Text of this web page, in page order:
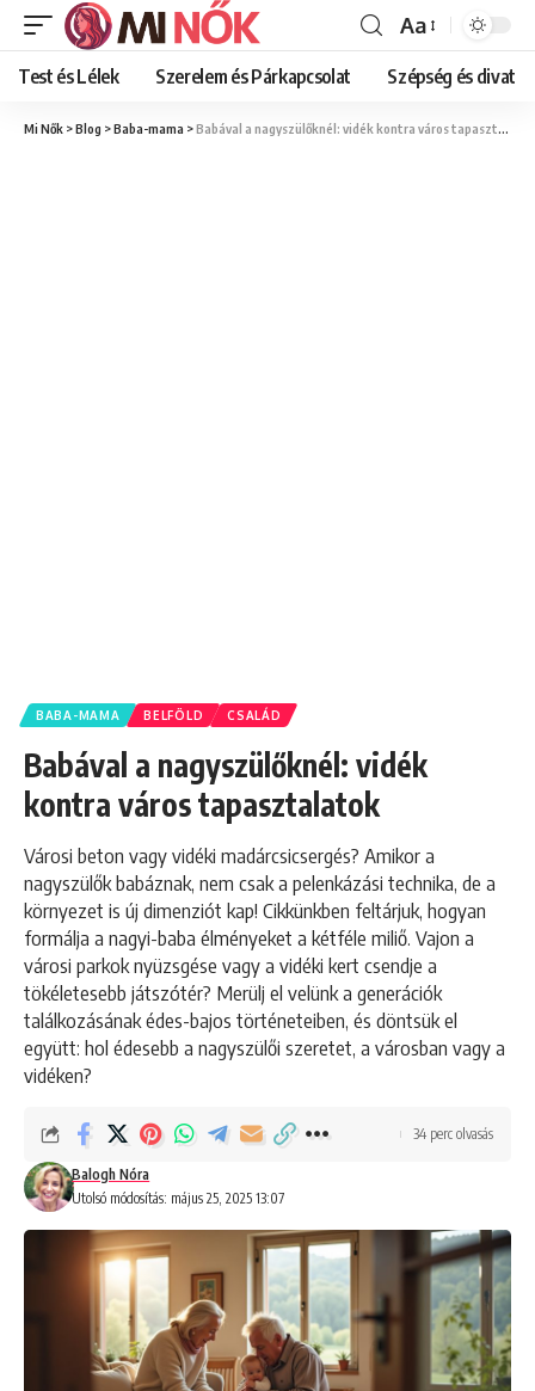
Font
Resizer
Aa
Test és Lélek Szerelem és Párkapcsolat Szépség és divat
Mi Nők >Blog >Baba-mama >Babával a nagyszülőknél: vidék kontra város tapasztalatok
BABA-MAMA BELFÖLD CSALÁD
Babával a nagyszülőknél: vidék
kontra város tapasztalatok
Városi beton vagy vidéki madárcsicsergés? Amikor a
nagyszülők babáznak, nem csak a pelenkázási technika, de a
környezet is új dimenziót kap! Cikkünkben feltárjuk, hogyan
formálja a nagyi-baba élményeket a kétféle miliő. Vajon a
városi parkok nyüzsgése vagy a vidéki kert csendje a
tökéletesebb játszótér? Merülj el velünk a generációk
találkozásának édes-bajos történeteiben, és döntsük el
együtt: hol édesebb a nagyszülői szeretet, a városban vagy a
vidéken?
Utolsó módosítás: május 25, 2025 13:07
Balogh Nóra
34 perc olvasás